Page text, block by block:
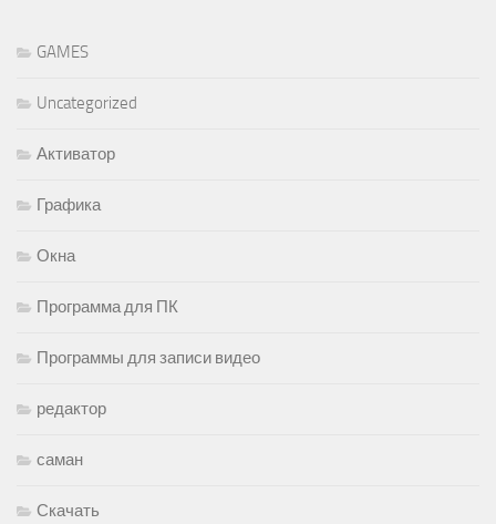
GAMES
Uncategorized
Активатор
Графика
Окна
Программа для ПК
Программы для записи видео
редактор
саман
Скачать